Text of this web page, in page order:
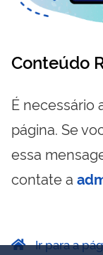
Conteúdo
É necessário
página. Se
essa
contate a
Ir para a